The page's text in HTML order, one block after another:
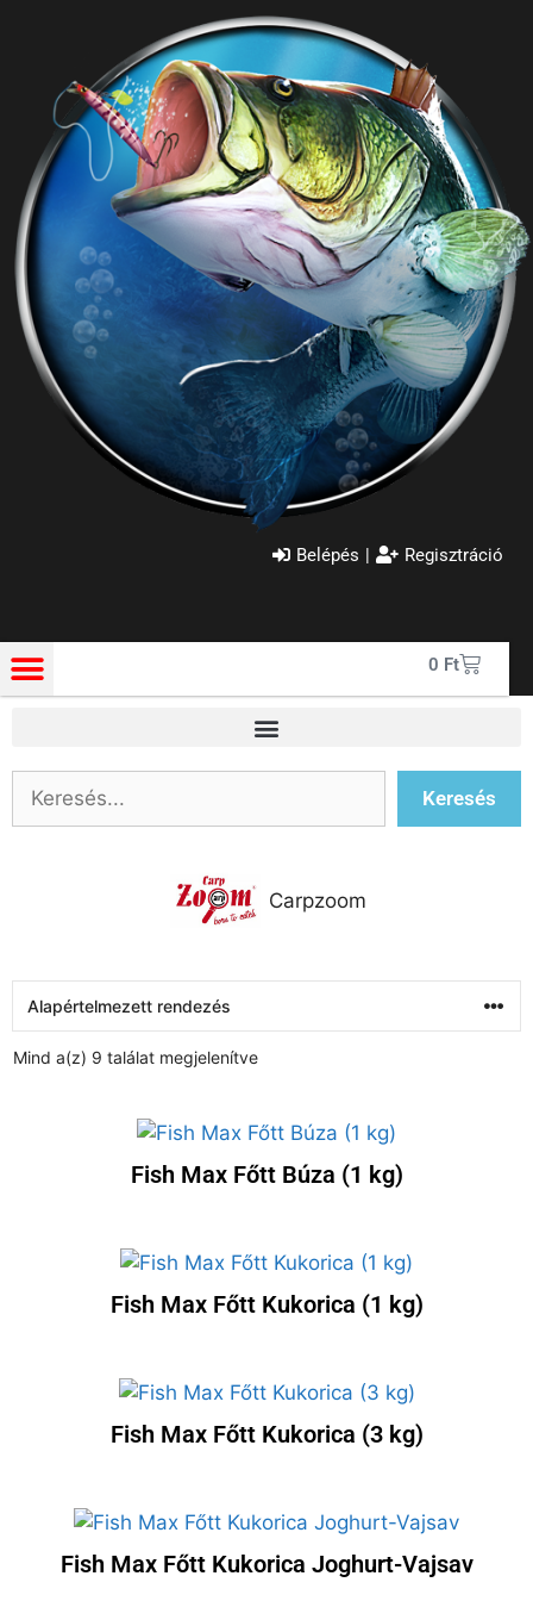
Belépés | Regisztráció
0 Ft
Keresés
Carpzoom
Mind a(z) 9 találat megjelenítve
Fish Max Főtt Búza (1 kg)
Fish Max Főtt Kukorica (1 kg)
Fish Max Főtt Kukorica (3 kg)
Fish Max Főtt Kukorica Joghurt-Vajsav